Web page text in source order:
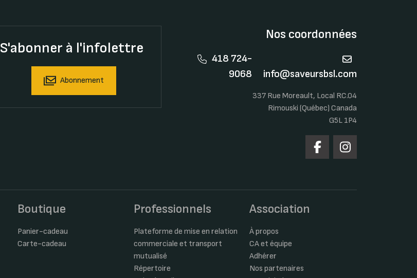
S'abonner à l'infolettre
Abonnement
Nos coordonnées
418 724-
9068
info@saveursbsl.com
337 Rue Moreault, Local RC.04
Rimouski (Québec) Canada
G5L 1P4
Boutique
Panier-cadeau
Carte-cadeau
Professionnels
Plateforme de mise en relation
commerciale et transport
mutualisé
Répertoire
Association
À propos
CA et équipe
Adhérer
Nos partenaires